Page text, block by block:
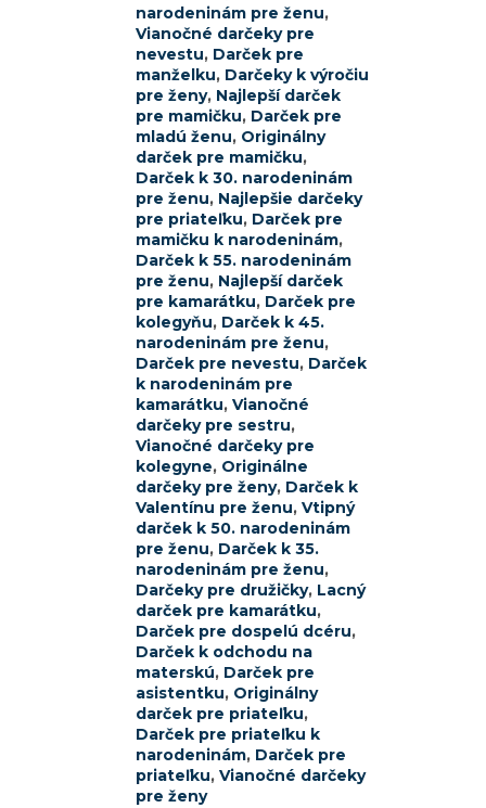
narodeninám pre ženu,
Vianočné darčeky pre
nevestu, Darček pre
manželku, Darčeky k výročiu
pre ženy, Najlepší darček
pre mamičku, Darček pre
mladú ženu, Originálny
darček pre mamičku,
Darček k 30. narodeninám
pre ženu, Najlepšie darčeky
pre priateľku, Darček pre
mamičku k narodeninám,
Darček k 55. narodeninám
pre ženu, Najlepší darček
pre kamarátku, Darček pre
kolegyňu, Darček k 45.
narodeninám pre ženu,
Darček pre nevestu, Darček
k narodeninám pre
kamarátku, Vianočné
darčeky pre sestru,
Vianočné darčeky pre
kolegyne, Originálne
darčeky pre ženy, Darček k
Valentínu pre ženu, Vtipný
darček k 50. narodeninám
pre ženu, Darček k 35.
narodeninám pre ženu,
Darčeky pre družičky, Lacný
darček pre kamarátku,
Darček pre dospelú dcéru,
Darček k odchodu na
materskú, Darček pre
asistentku, Originálny
darček pre priateľku,
Darček pre priateľku k
narodeninám, Darček pre
priateľku, Vianočné darčeky
pre ženy